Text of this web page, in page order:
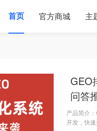
首页 官方商城 主
GEO
问答
产品简介
开发，快